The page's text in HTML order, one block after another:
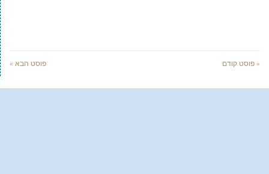
« פוסט קודם פוסט הבא »